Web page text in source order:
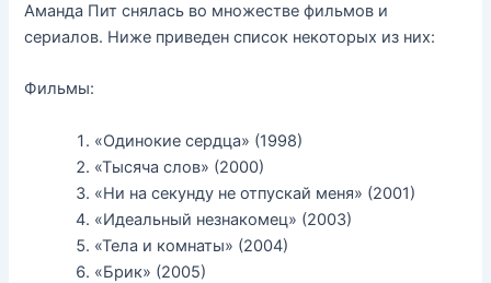
Аманда Пит снялась во множестве фильмов и
сериалов. Ниже приведен список некоторых из них:
Фильмы:
«Одинокие сердца» (1998)
«Тысяча слов» (2000)
«Ни на секунду не отпускай меня» (2001)
«Идеальный незнакомец» (2003)
«Тела и комнаты» (2004)
«Брик» (2005)